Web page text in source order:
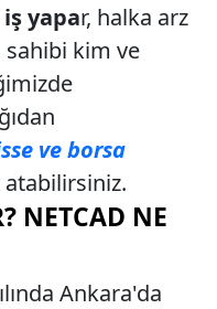
yapar, halka arz
sahibi kim ve
ve borsa
atabilirsiniz.
NETCAD NE
Ankara'da